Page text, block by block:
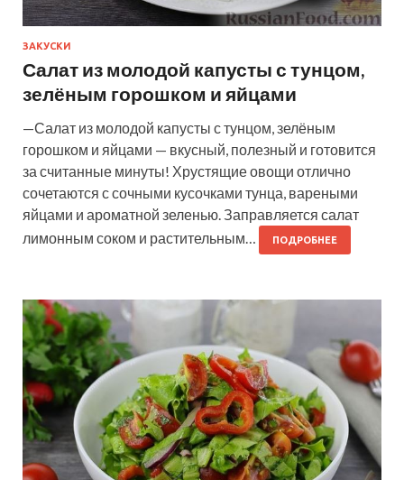
ЗАКУСКИ
Салат из молодой капусты с тунцом,
зелёным горошком и яйцами
—Салат из молодой капусты с тунцом, зелёным
горошком и яйцами — вкусный, полезный и готовится
за считанные минуты! Хрустящие овощи отлично
сочетаются с сочными кусочками тунца, вареными
яйцами и ароматной зеленью. Заправляется салат
лимонным соком и растительным…
ПОДРОБНЕЕ